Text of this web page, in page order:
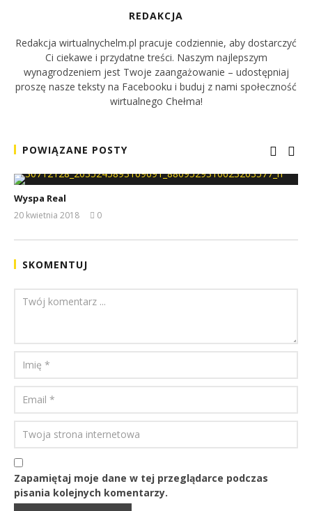
REDAKCJA
Redakcja wirtualnychelm.pl pracuje codziennie, aby dostarczyć
Ci ciekawe i przydatne treści. Naszym najlepszym
wynagrodzeniem jest Twoje zaangażowanie – udostępniaj
proszę nasze teksty na Facebooku i buduj z nami społeczność
wirtualnego Chełma!
POWIĄZANE POSTY
Wyspa Real
20 kwietnia 2018
0
SKOMENTUJ
Zapamiętaj moje dane w tej przeglądarce podczas
pisania kolejnych komentarzy.